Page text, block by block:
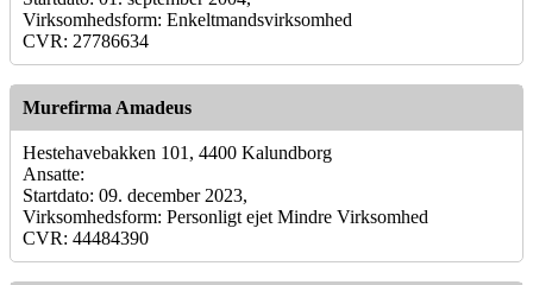
Virksomhedsform: Enkeltmandsvirksomhed
CVR: 27786634
Murefirma Amadeus
Hestehavebakken 101, 4400 Kalundborg
Ansatte:
Startdato: 09. december 2023,
Virksomhedsform: Personligt ejet Mindre Virksomhed
CVR: 44484390